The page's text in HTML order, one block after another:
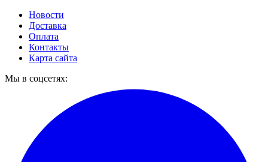
Новости
Доставка
Оплата
Контакты
Карта сайта
Мы в соцсетях: